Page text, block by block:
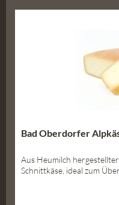
Bad Oberdorfer
Aus Heumilch
Schnittkäse, ideal zum